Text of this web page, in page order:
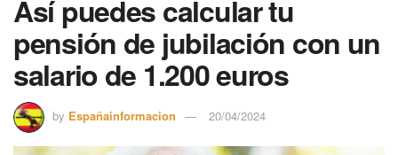
Así puedes calcular tu
pensión de jubilación con un
salario de 1.200 euros
by Españainformacion 20/04/2024